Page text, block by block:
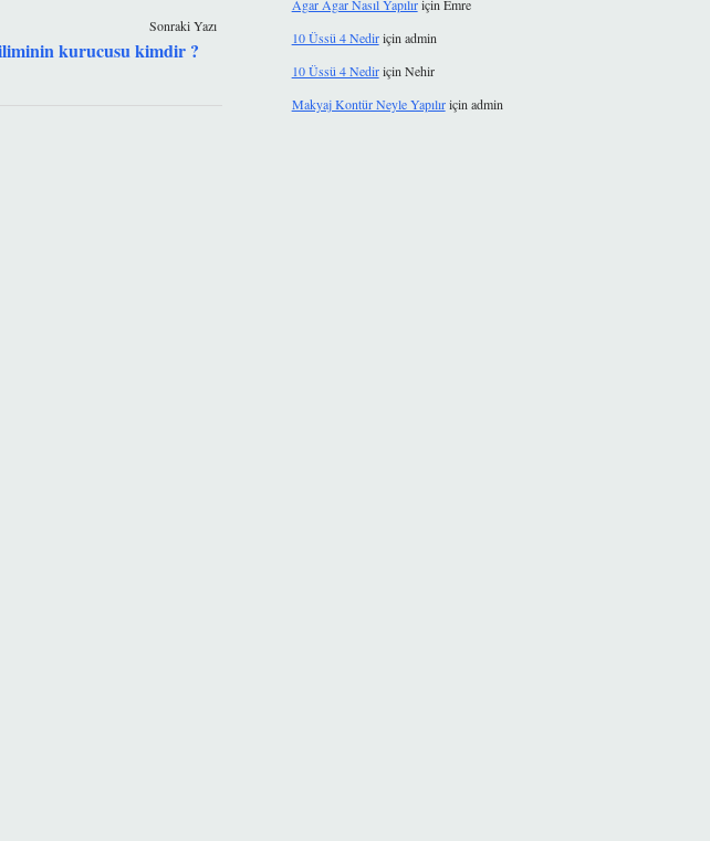
Sonraki Yazı
kurucusu kimdir ?
Agar Agar Nasıl Yapılıriçin Emre
10 Üssü 4 Nediriçin admin
10 Üssü 4 Nediriçin Nehir
Makyaj Kontür Neyle Yapılıriçin admin